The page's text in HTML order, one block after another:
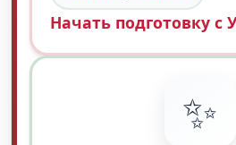
Начать подготовку с
✨